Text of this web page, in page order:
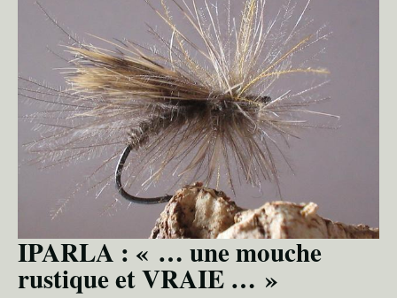
IPARLA : « … une mouche
rustique et VRAIE … »